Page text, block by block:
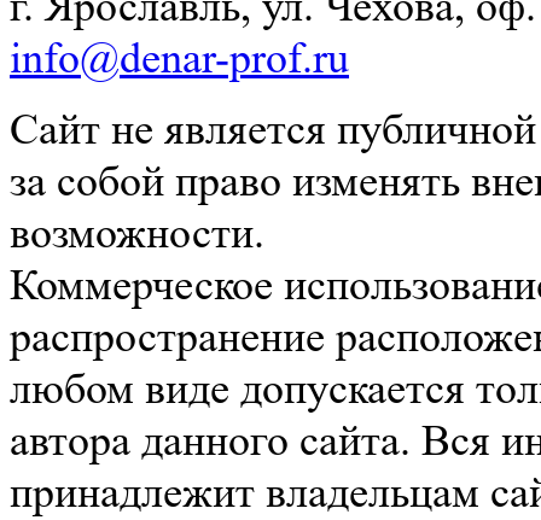
info@denar-prof.ru
Сайт не является
за собой право изменять
возможности.
Коммерческое
распространение
любом виде допускается
автора данного сайта. Вся
принадлежит владельцам